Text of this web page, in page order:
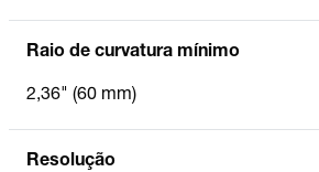
Raio de curvatura mínimo
2,36" (60 mm)
Resolução